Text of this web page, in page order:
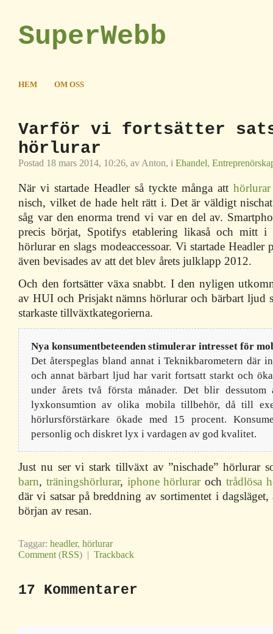
SuperWebb
HEM OM OSS
Varför vi fortsätter
hörlurar
Postad 18 mars 2014, 10:26, av Anton, i Ehandel,
När vi startade Headler så tyckte många att hörlurar
nisch, vilket de hade helt rätt i. Det är väldigt
såg var den enorma trend vi var en del av.
precis börjat, Spotifys etablering likaså och mitt i
hörlurar en slags modeaccessoar. Vi startade
även bevisades av att det blev årets julklapp 2012.
Och den fortsätter växa snabbt. I den nyligen
av HUI och Prisjakt nämns hörlurar och bärbart ljud
starkaste tillväxtkategorierna.
Nya konsumentbeteenden stimulerar intresset för
Det återspeglas bland annat i Teknikbarometern där
och annat bärbart ljud har varit fortsatt starkt och
under årets två första månader. Det blir dessutom
lyxkonsumtion av olika mobila tillbehör, då till
hörlursförstärkare ökade med 15 procent.
personlig och diskret lyx i vardagen av god kvalitet.
Just nu ser vi stark tillväxt av ”nischade” hörlurar
barn, träningshörlurar, iphone hörluraroch trådlösa
där vi satsar på breddning av sortimentet i
början av resan.
Taggar: headler, hörlurar
Comment (RSS) | Trackback
17 Kommentarer